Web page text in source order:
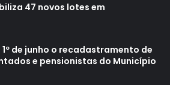
47 novos lotes em
de junho o recadastramento de
e pensionistas do Município